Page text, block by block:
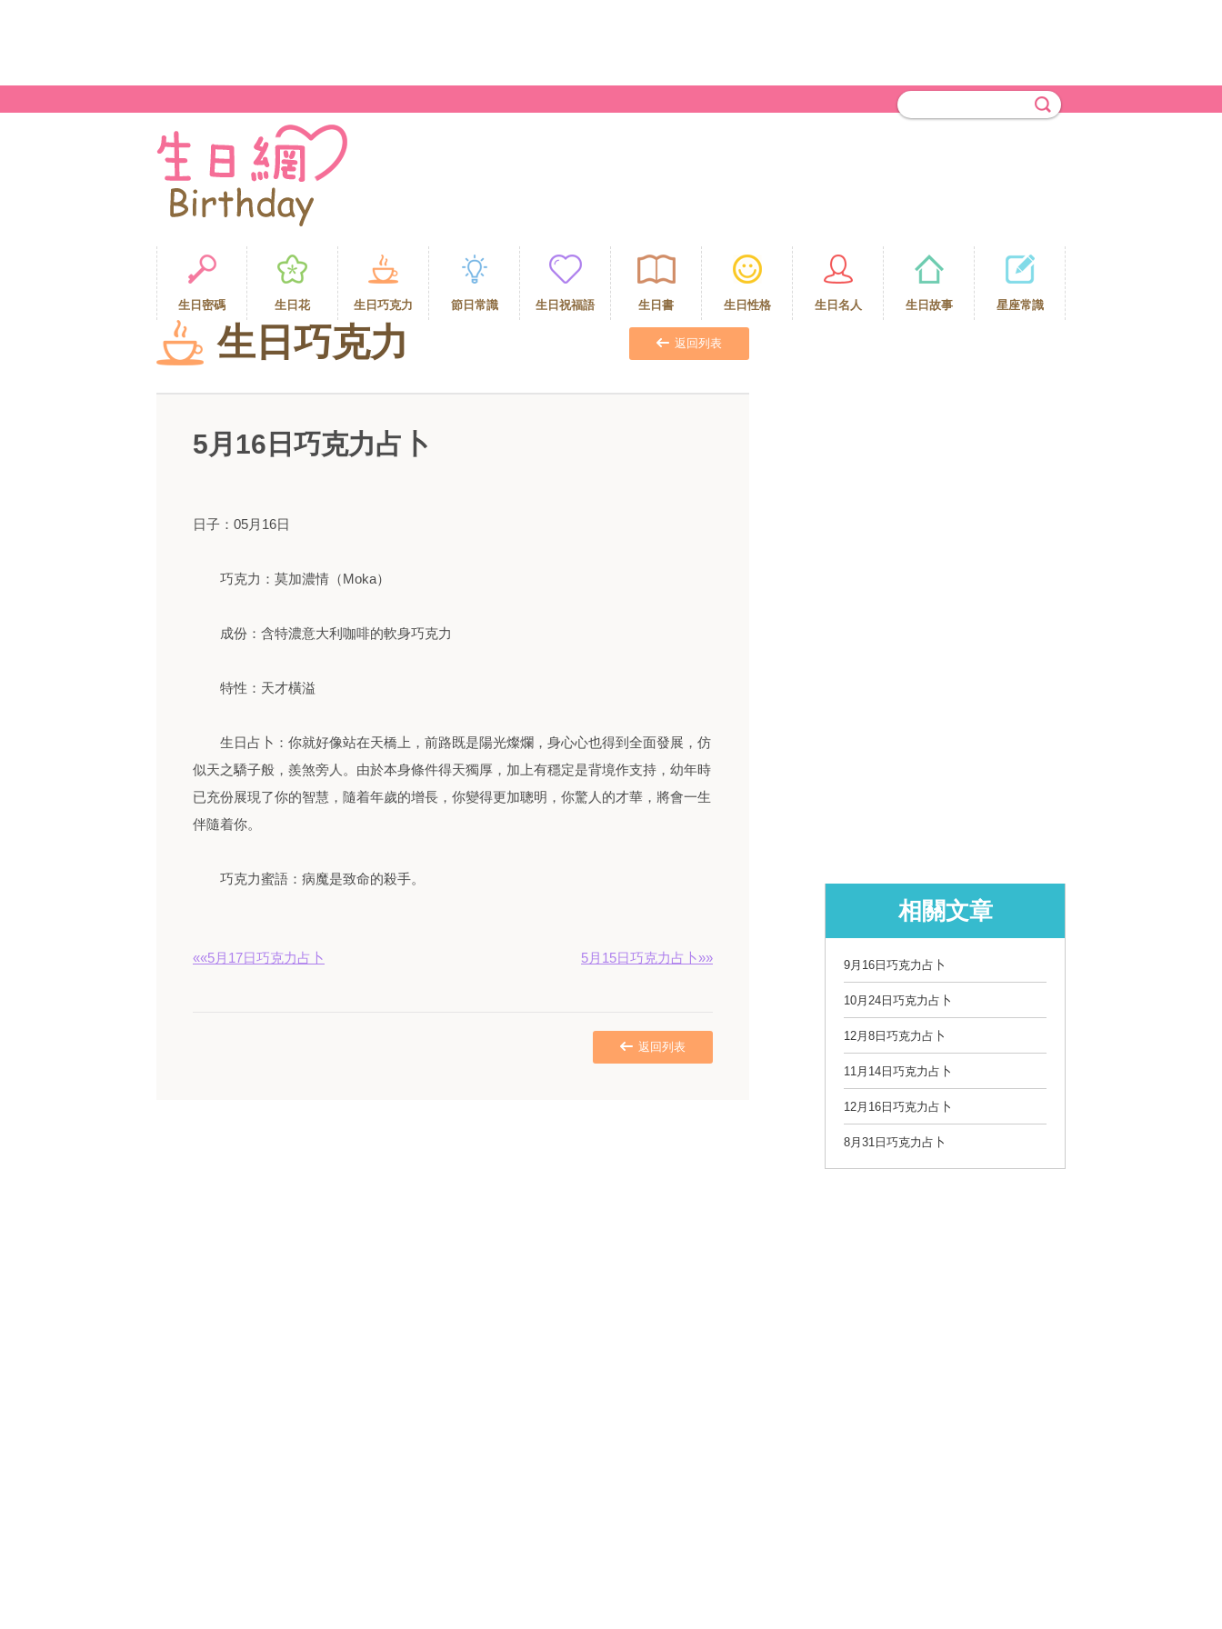
生日密碼 生日花 生日巧克力 節日常識 生日祝福語 生日書 生日性格 生日名人 生日故事 星座常識
生日巧克力 返回列表
5月16日巧克力占卜
日子：05月16日
巧克力：莫加濃情（Moka）
成份：含特濃意大利咖啡的軟身巧克力
特性：天才橫溢
生日占卜：你就好像站在天橋上，前路既是陽光燦爛，身心心也得到全面發展，仿
似天之驕子般，羨煞旁人。由於本身條件得天獨厚，加上有穩定是背境作支持，幼年時
已充份展現了你的智慧，隨着年歲的增長，你變得更加聰明，你驚人的才華，將會一生
伴隨着你。
巧克力蜜語：病魔是致命的殺手。
««5月17日巧克力占卜 5月15日巧克力占卜»»
返回列表
相關文章
9月16日巧克力占卜
10月24日巧克力占卜
12月8日巧克力占卜
11月14日巧克力占卜
12月16日巧克力占卜
8月31日巧克力占卜